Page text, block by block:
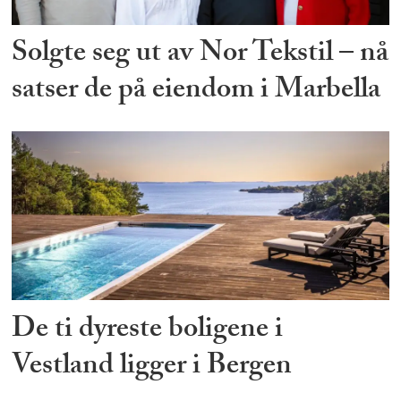
Solgte seg ut av Nor Tekstil – nå
satser de på eiendom i Marbella
De ti dyreste boligene i
Vestland ligger i Bergen